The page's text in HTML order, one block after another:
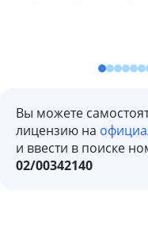
Вы можете
лицензию на
и ввести в поиске
02/00342140